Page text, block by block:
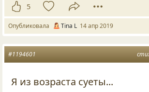
5
Опубликовала Tina L 14 апр 2019
#1194601
Я из возраста суеты...